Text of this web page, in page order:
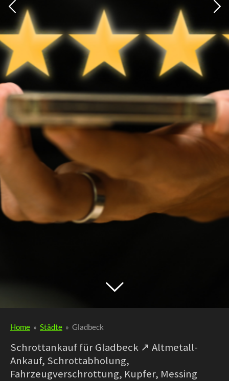
Home » Städte » Gladbeck
Schrottankauf für Gladbeck ↗️ Altmetall-
Ankauf, Schrottabholung,
Fahrzeugverschrottung, Kupfer, Messing